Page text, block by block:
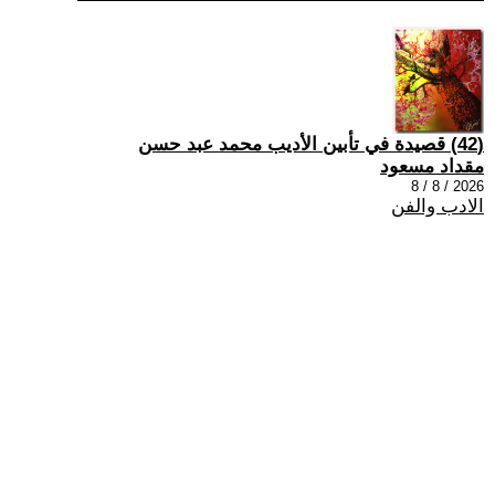
(42) قصيدة في تأبين الأديب محمد عبد حسن
مقداد مسعود
2026 / 8 / 8
الادب والفن